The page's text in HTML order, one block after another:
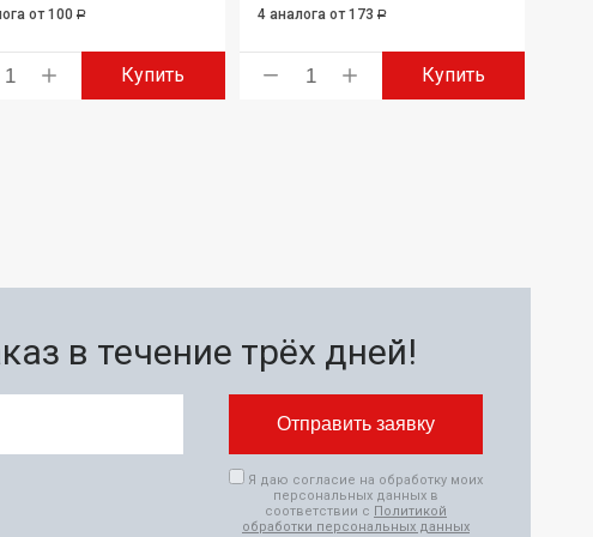
от 100 Р
Купить
4 аналога от 173 Р
Купить
в течение трёх дней!
Я даю согласие на обработку моих
персональных данных в
соответствии с Политикой
обработки персональных данных